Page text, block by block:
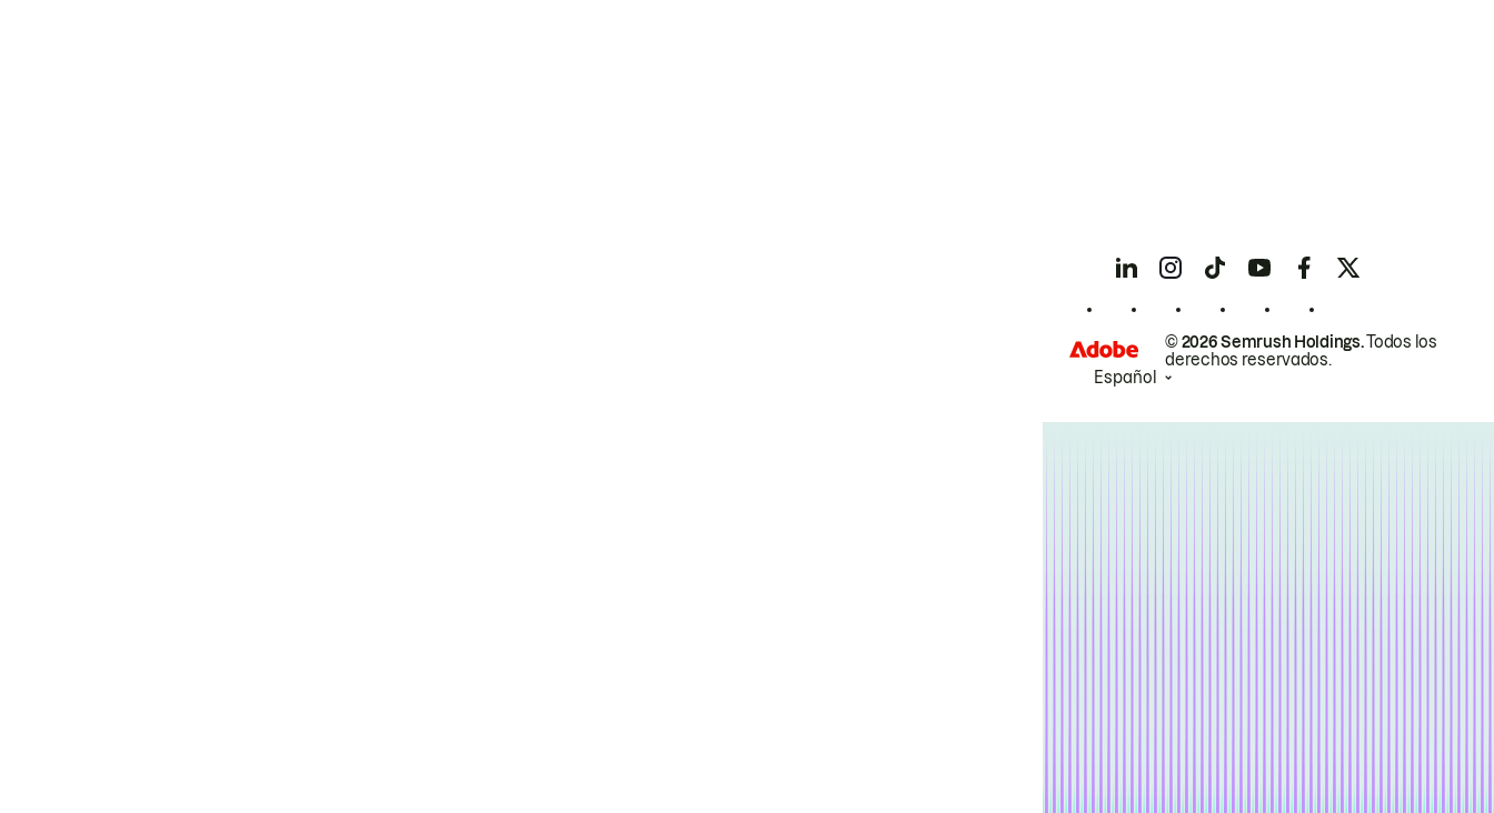
© 2026 Semrush Holdings.Todos los
derechos reservados.
Español